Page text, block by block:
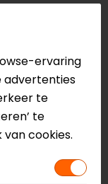
bemberg
verwarmd
ervaring
advertenties
te
te
cookies.